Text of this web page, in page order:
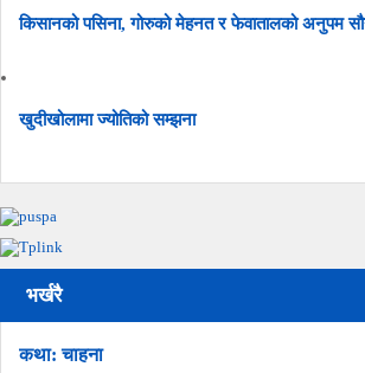
किसानको पसिना, गोरुको मेहनत र फेवातालको अनुपम
खुदीखोलामा ज्योतिको सम्झना
भर्खरै
कथा: चाहना